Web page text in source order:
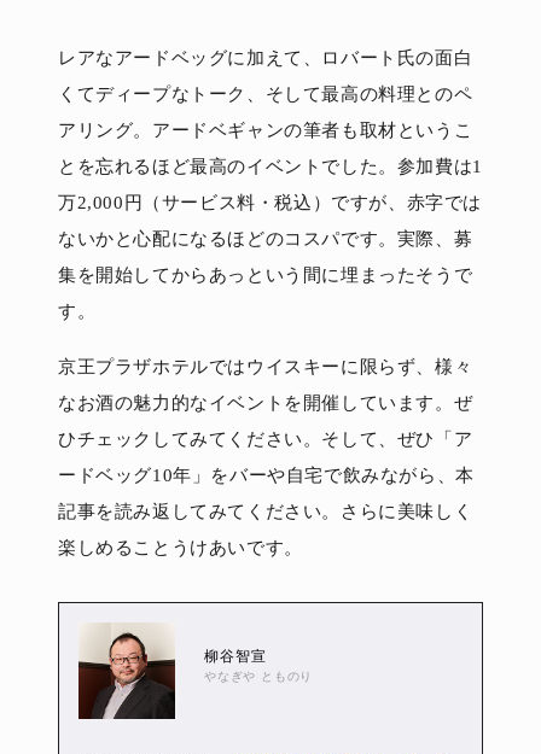
レアなアードベッグに加えて、ロバート氏の面白
くてディープなトーク、そして最高の料理とのペ
アリング。アードベギャンの筆者も取材というこ
とを忘れるほど最高のイベントでした。参加費は1
万2,000円（サービス料・税込）ですが、赤字では
ないかと心配になるほどのコスパです。実際、募
集を開始してからあっという間に埋まったそうで
す。
京王プラザホテルではウイスキーに限らず、様々
なお酒の魅力的なイベントを開催しています。ぜ
ひチェックしてみてください。そして、ぜひ「ア
ードベッグ10年」をバーや自宅で飲みながら、本
記事を読み返してみてください。さらに美味しく
楽しめることうけあいです。
柳谷智宣
やなぎや とものり